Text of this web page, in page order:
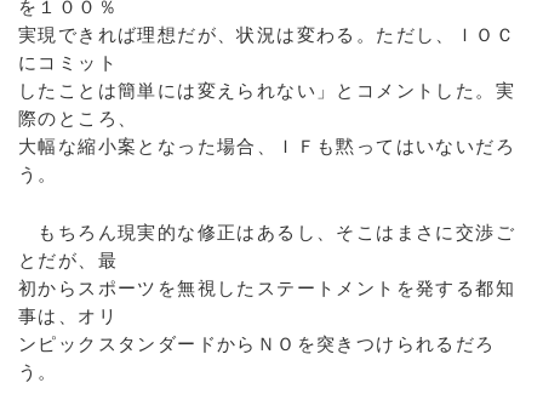
を１００％
実現できれば理想だが、状況は変わる。ただし、ＩＯＣ
にコミット
したことは簡単には変えられない」とコメントした。実
際のところ、
大幅な縮小案となった場合、ＩＦも黙ってはいないだろ
う。
もちろん現実的な修正はあるし、そこはまさに交渉ご
とだが、最
初からスポーツを無視したステートメントを発する都知
事は、オリ
ンピックスタンダードからＮＯを突きつけられるだろ
う。